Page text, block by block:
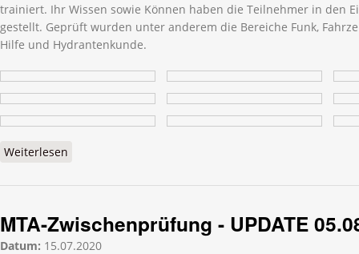
trainiert. Ihr Wissen sowie Können haben die Teilnehmer in den
gestellt. Geprüft wurden unter anderem die Bereiche Funk,
Hilfe und Hydrantenkunde.
Weiterlesen
MTA-Zwischenprüfung - UPDATE
Datum: 15.07.2020